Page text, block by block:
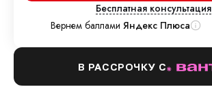
Бесплатная консультация
Вернем баллами Яндекс Плюса
В РАССРОЧКУ С